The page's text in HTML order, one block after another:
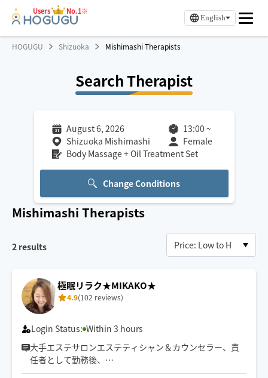
Users No.1※
English
HOGUGU Shizuoka Mishimashi Therapists
Search Therapist
August 6, 2026 13:00 ~
Shizuoka Mishimashi
Female
Body Massage + Oil Treatment Set
Change Conditions
Mishimashi Therapists
2 results
極眠リラク★MIKAKO★
4.9(102 reviews)
Login Status: Within 3 hours
大手エステサロンエステティシャン＆カウンセラー、責
任者として勤務後、